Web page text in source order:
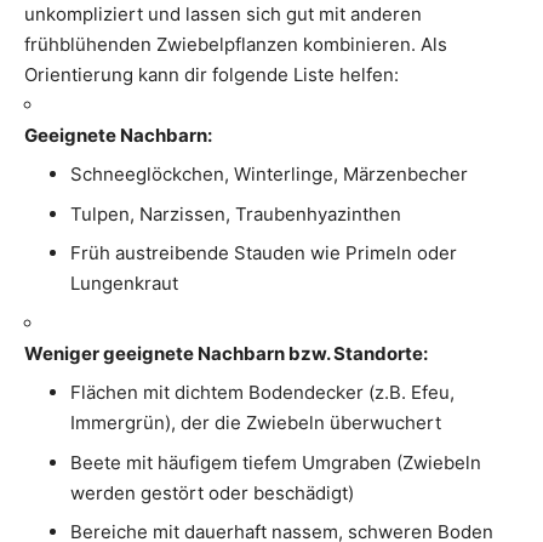
unkompliziert und lassen sich gut mit anderen
frühblühenden Zwiebelpflanzen kombinieren. Als
Orientierung kann dir folgende Liste helfen:
Geeignete Nachbarn:
Schneeglöckchen, Winterlinge, Märzenbecher
Tulpen, Narzissen, Traubenhyazinthen
Früh austreibende Stauden wie Primeln oder
Lungenkraut
Weniger geeignete Nachbarn bzw. Standorte:
Flächen mit dichtem Bodendecker (z.B. Efeu,
Immergrün), der die Zwiebeln überwuchert
Beete mit häufigem tiefem Umgraben (Zwiebeln
werden gestört oder beschädigt)
Bereiche mit dauerhaft nassem, schweren Boden